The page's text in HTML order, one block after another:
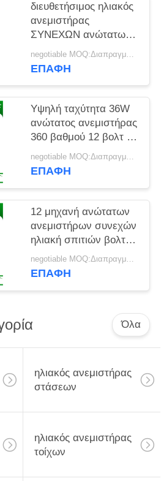
διευθετήσιμος ηλιακός
ανεμιστήρας
ΣΥΝΕΧΩΝ ανώτατων
ορίων ύψους 1.2m με
τη μηχανή χαλκού
negotiable MOQ:Διαπραγμάτευση
ΕΠΑΦΉ
Υψηλή ταχύτητα 36W
ανώτατος ανεμιστήρας
360 βαθμού 12 βολτ με
τον αβούρτσιστο
ηλεκτρικό κινητήρα
negotiable MOQ:Διαπραγματεύσιμο
ΕΠΑΦΉ
12 μηχανή ανώτατων
ανεμιστήρων συνεχών
ηλιακή σπιτιών βολτ
με το CE
τηλεχειρισμού
negotiable MOQ:Διαπραγματεύσιμο
ΕΠΑΦΉ
Όλα
ηλιακός ανεμιστήρας
στάσεων
ηλιακός ανεμιστήρας
τοίχων